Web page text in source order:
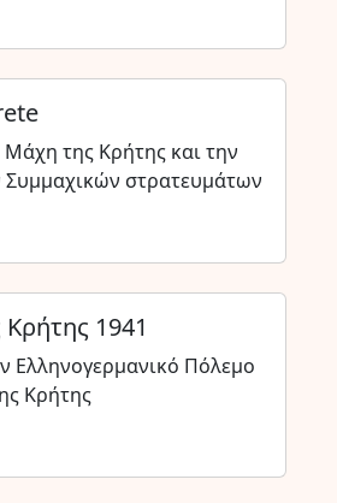
της Κρήτης και την
στρατευμάτων
1941
Ελληνογερμανικό Πόλεμο
Κρήτης